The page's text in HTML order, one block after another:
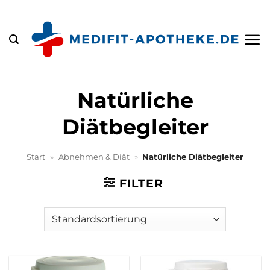
springen
Natürliche
Diätbegleiter
Start » Abnehmen & Diät » Natürliche Diätbegleiter
FILTER